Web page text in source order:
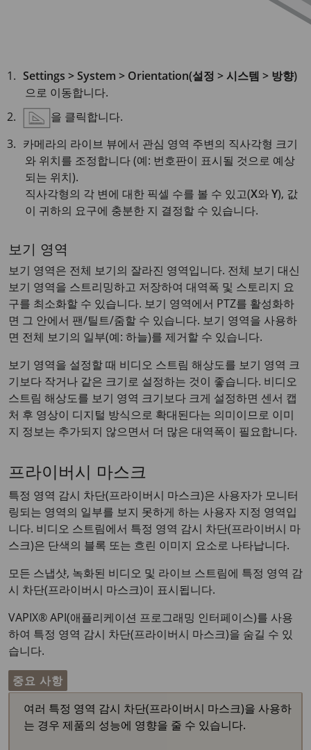
Settings > System > Orientation(설정 > 시스템 > 방향)
으로 이동합니다.
을 클릭합니다.
카메라의 라이브 뷰에서 관심 영역 주변의 직사각형 크기
와 위치를 조정합니다 (예: 번호판이 표시될 것으로 예상
되는 위치).
직사각형의 각 변에 대한 픽셀 수를 볼 수 있고(X와Y), 값
이 귀하의 요구에 충분한 지 결정할 수 있습니다.
보기 영역
보기 영역은 전체 보기의 잘라진 영역입니다. 전체 보기 대신
보기 영역을 스트리밍하고 저장하여 대역폭 및 스토리지 요
구를 최소화할 수 있습니다. 보기 영역에서 PTZ를 활성화하
면 그 안에서 팬/틸트/줌할 수 있습니다. 보기 영역을 사용하
면 전체 보기의 일부(예: 하늘)를 제거할 수 있습니다.
보기 영역을 설정할 때 비디오 스트림 해상도를 보기 영역 크
기보다 작거나 같은 크기로 설정하는 것이 좋습니다. 비디오
스트림 해상도를 보기 영역 크기보다 크게 설정하면 센서 캡
처 후 영상이 디지털 방식으로 확대된다는 의미이므로 이미
지 정보는 추가되지 않으면서 더 많은 대역폭이 필요합니다.
프라이버시 마스크
특정 영역 감시 차단(프라이버시 마스크)은 사용자가 모니터
링되는 영역의 일부를 보지 못하게 하는 사용자 지정 영역입
니다. 비디오 스트림에서 특정 영역 감시 차단(프라이버시 마
스크)은 단색의 블록 또는 흐린 이미지 요소로 나타납니다.
모든 스냅샷, 녹화된 비디오 및 라이브 스트림에 특정 영역 감
시 차단(프라이버시 마스크)이 표시됩니다.
VAPIX® API(애플리케이션 프로그래밍 인터페이스)를 사용
하여 특정 영역 감시 차단(프라이버시 마스크)을 숨길 수 있
습니다.
중요 사항
여러 특정 영역 감시 차단(프라이버시 마스크)을 사용하
는 경우 제품의 성능에 영향을 줄 수 있습니다.